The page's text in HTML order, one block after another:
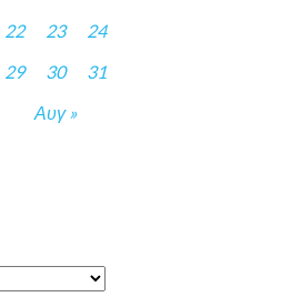
Αυγ »
22 23
24
29 30 31